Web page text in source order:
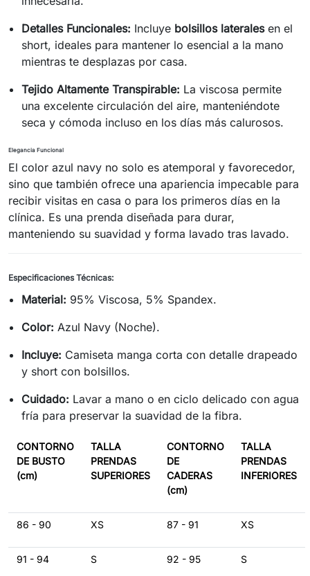
Detalles Funcionales: Incluye bolsillos lateralesen el
short, ideales para mantener lo esencial a la mano
mientras te desplazas por casa.
Tejido Altamente Transpirable: La viscosa permite
una excelente circulación del aire, manteniéndote
seca y cómoda incluso en los días más calurosos.
Elegancia Funcional
El color azul navy no solo es atemporal y favorecedor,
sino que también ofrece una apariencia impecable para
recibir visitas en casa o para los primeros días en la
clínica. Es una prenda diseñada para durar,
manteniendo su suavidad y forma lavado tras lavado.
Especificaciones Técnicas:
Material: 95% Viscosa, 5% Spandex.
Color: Azul Navy (Noche).
Incluye: Camiseta manga corta con detalle drapeado
y short con bolsillos.
Cuidado: Lavar a mano o en ciclo delicado con agua
fría para preservar la suavidad de la fibra.
CONTORNO
DE BUSTO
(cm)
TALLA
PRENDAS
SUPERIORES
CONTORNO
DE
CADERAS
(cm)
TALLA
PRENDAS
INFERIORES
86 - 90 XS 87 - 91 XS
91 - 94 S 92 - 95 S